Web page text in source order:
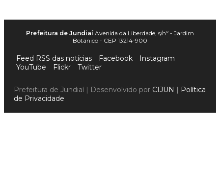
Prefeitura de Jundiaí Avenida da Liberdade, s/nº - Jardim
Botânico - CEP 13214-900
Feed RSS das notícias Facebook
Instagram
YouTube
Flickr Twitter
Prefeitura de Jundiaí | Desenvolvido por CIJUN | Política
de Privacidade